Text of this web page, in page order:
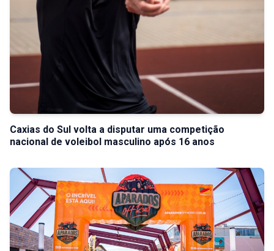
Caxias do Sul volta a disputar uma competição
nacional de voleibol masculino após 16 anos